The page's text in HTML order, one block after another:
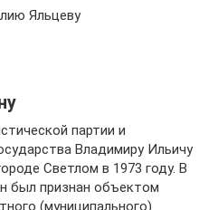
Яльцеву
партии и
Владимиру Ильичу
Светлом в 1973 году. В
был признан объектом
(муниципального)